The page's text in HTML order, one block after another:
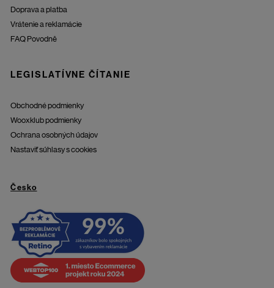
Doprava a platba
Vrátenie a reklamácie
FAQ Povodně
LEGISLATÍVNE ČÍTANIE
Obchodné podmienky
Wooxklub podmienky
Ochrana osobných údajov
Nastaviť súhlasy s cookies
Česko